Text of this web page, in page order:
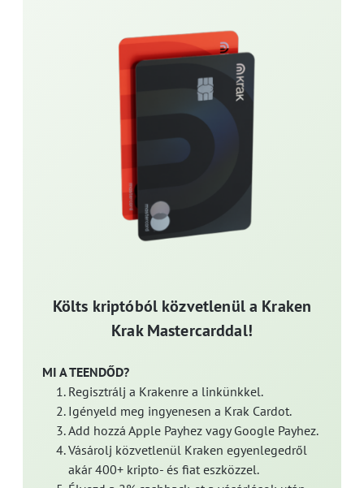
Költs kriptóból közvetlenül a Kraken
Krak Mastercarddal!
MI A TEENDŐD?
Regisztrálj a Krakenre a linkünkkel.
Igényeld meg ingyenesen a Krak Cardot.
Add hozzá Apple Payhez vagy Google Payhez.
Vásárolj közvetlenül Kraken egyenlegedről
akár 400+ kripto- és fiat eszközzel.